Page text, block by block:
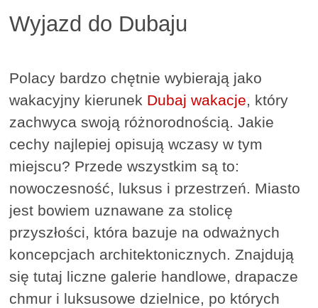
Wyjazd do Dubaju
Polacy bardzo chętnie wybierają jako
wakacyjny kierunek Dubaj wakacje, który
zachwyca swoją różnorodnością. Jakie
cechy najlepiej opisują wczasy w tym
miejscu? Przede wszystkim są to:
nowoczesność, luksus i przestrzeń. Miasto
jest bowiem uznawane za stolicę
przyszłości, która bazuje na odważnych
koncepcjach architektonicznych. Znajdują
się tutaj liczne galerie handlowe, drapacze
chmur i luksusowe dzielnice, po których